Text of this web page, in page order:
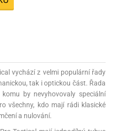
vychází z velmi populární řady
tak i optickou část. Řada
by nevyhovovaly speciální
všechny, kdo mají rádi klasické
a nulování.